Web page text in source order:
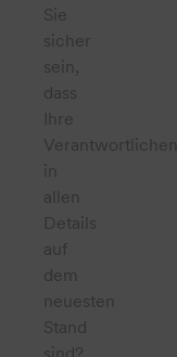
Sie
sicher
sein,
dass
Ihre
Verantwortlichen
in
allen
Details
auf
dem
neuesten
Stand